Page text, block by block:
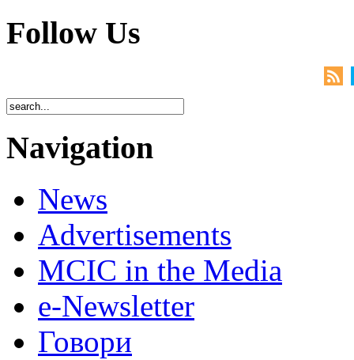
Follow Us
Navigation
News
Advertisements
MCIC in the Media
e-Newsletter
Говори